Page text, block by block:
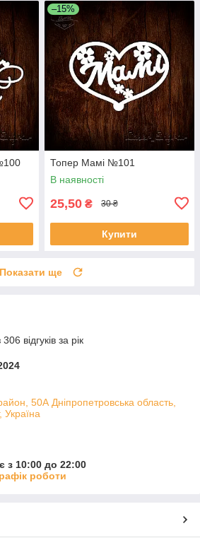
–15%
Топер Мамі №101
В наявності
25,50 ₴ 30 ₴
Купити
Показати ще
відгуків за рік
50А Дніпропетровська область,
Україна
з 10:00 до 22:00
роботи